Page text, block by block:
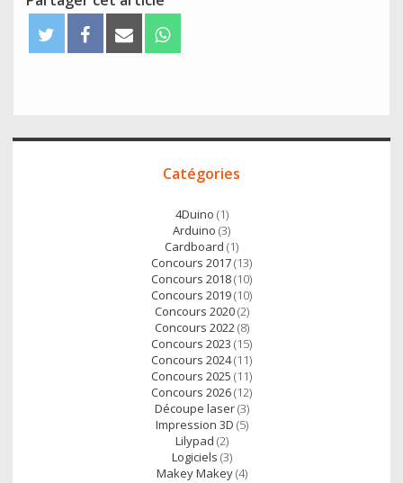
w
e
a
o
m
h
A
p
Catégories
4Duino (1)
Arduino (3)
Cardboard (1)
Concours 2017(13)
Concours 2018(10)
Concours 2019(10)
Concours 2020(2)
Concours 2022(8)
Concours 2023 (15)
Concours 2024(11)
Concours 2025 (11)
Concours 2026(12)
Découpe laser(3)
Impression 3D (5)
Lilypad (2)
Logiciels (3)
Makey Makey(4)